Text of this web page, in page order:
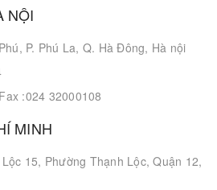
NỘI
P. Phú La, Q. Hà Đông, Hà nội
:024 32000108
MINH
15, Phường Thạnh Lộc, Quận 12,